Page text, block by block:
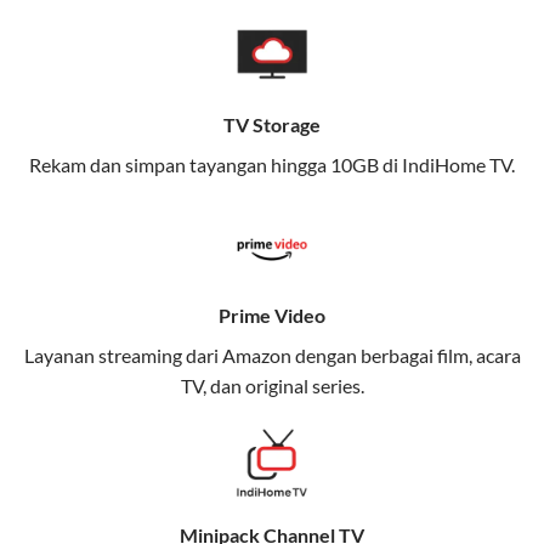
memungkinkan Anda menikmati internet cepat baik
di rumah maupun saat bepergian.
Dengan Telkomsel One, Anda tidak terikat pada satu
teknologi jaringan tertentu, sehingga bisa menikmati
Keunggulan Telkomsel One
Nikmati kecepatan internet super cepat untuk
streaming, gaming, dan bekerja dari rumah.
Memudahkan Anda dalam mengelola jaringan dan
meningkatkan keamanan.
Kuota Keluarga
TV Storage
Rekam dan simpan tayangan hingga 10GB di IndiHome TV.
Prime Video
Layanan streaming dari Amazon dengan berbagai film, acara
TV, dan original series.
Minipack Channel TV